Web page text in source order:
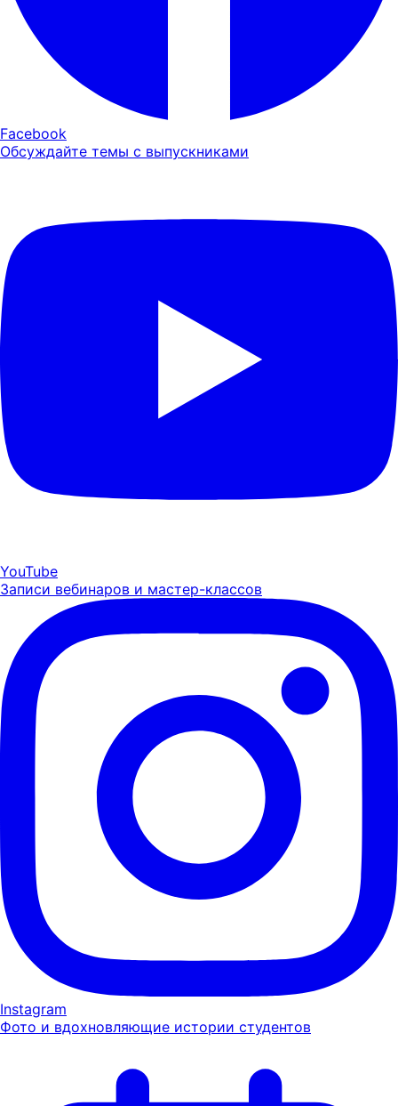
Facebook
Обсуждайте темы с выпускниками
YouTube
Записи вебинаров и мастер-классов
Instagram
Фото и вдохновляющие истории студентов